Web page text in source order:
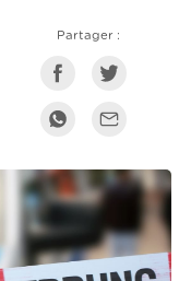
Partager :